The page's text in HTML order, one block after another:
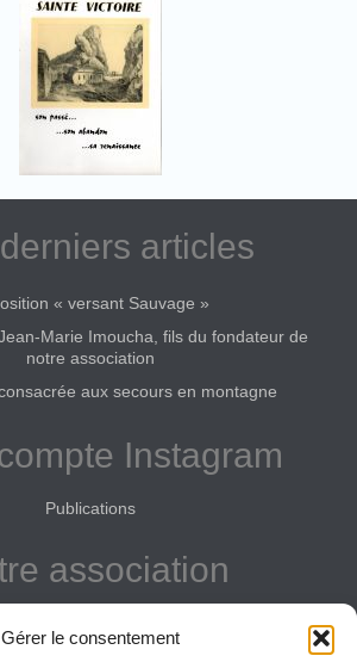
Gérer le consentement
articles
« versant Sauvage »
Marie Imoucha, fils du fondateur de
notre association
aux secours en montagne
Instagram
Publications
association